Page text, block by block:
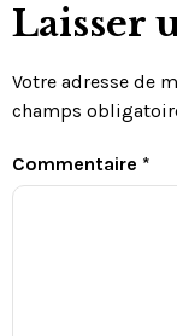
Laisser
Votre adresse de
champs
Commentaire *